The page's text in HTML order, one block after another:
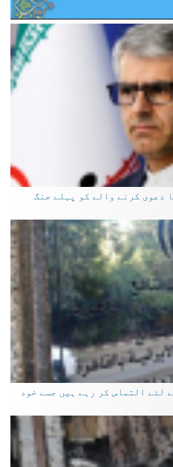
دعوی کرنے والے کو پہلے جنگ
لئے التماس کر رہے ہیں جسے خود